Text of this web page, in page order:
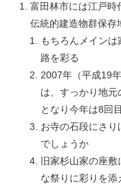
富田林市には江戸時
伝統的建造物群保存
もちろんメイン
路を彩る
2007年（平成19
は、すっかり地
となり今年は8回
お寺の石段にさ
でしょうか
旧家杉山家の座
な祭りに彩りを添